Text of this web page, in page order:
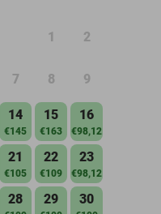
1 2
7 8 9
14
€145
15
€163
16
€98,12
21
€105
22
€109
23
€98,12
28 29 30